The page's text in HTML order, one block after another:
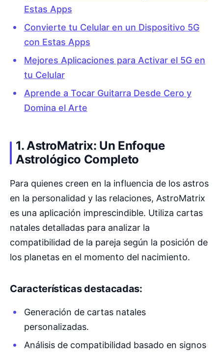
Estas Apps
Convierte tu Celular en un Dispositivo 5G
con Estas Apps
Mejores Aplicaciones para Activar el 5G en
tu Celular
Aprende a Tocar Guitarra Desde Cero y
Domina el Arte
1. AstroMatrix: Un Enfoque
Astrológico Completo
Para quienes creen en la influencia de los astros
en la personalidad y las relaciones, AstroMatrix
es una aplicación imprescindible. Utiliza cartas
natales detalladas para analizar la
compatibilidad de la pareja según la posición de
los planetas en el momento del nacimiento.
Características destacadas:
Generación de cartas natales
personalizadas.
Análisis de compatibilidad basado en signos